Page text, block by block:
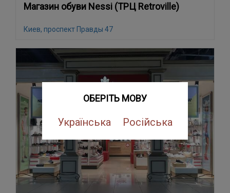
ОБЕРІТЬ МОВУ
Українська Російська
Магазин обуви Nessi (ТРЦ Retroville)
Киев, проспект Правды 47